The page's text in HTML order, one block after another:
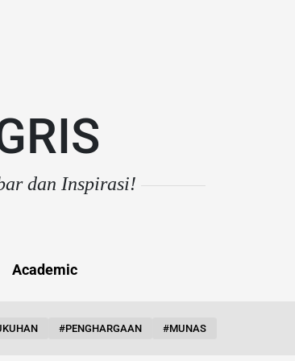
dan Inspirasi!
Academic
#PENGHARGAAN #MUNAS